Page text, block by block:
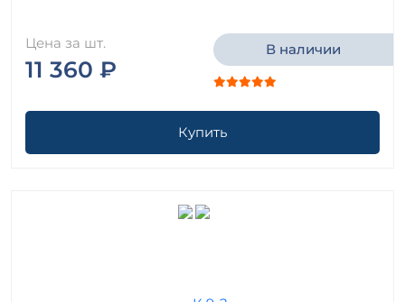
Цена за шт.
11 360 ₽
В наличии
Купить